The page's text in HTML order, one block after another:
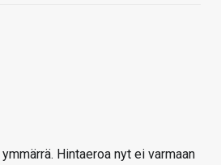
Hintaeroa nyt ei varmaan